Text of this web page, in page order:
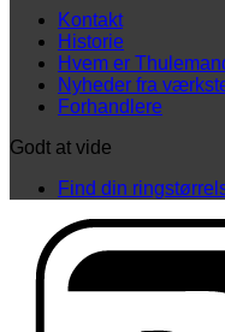
Kontakt
Historie
Hvem er
Nyheder fra
Forhandlere
Godt at vide
Find din